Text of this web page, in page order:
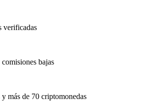
verificadas
bajas
más de 70 criptomonedas